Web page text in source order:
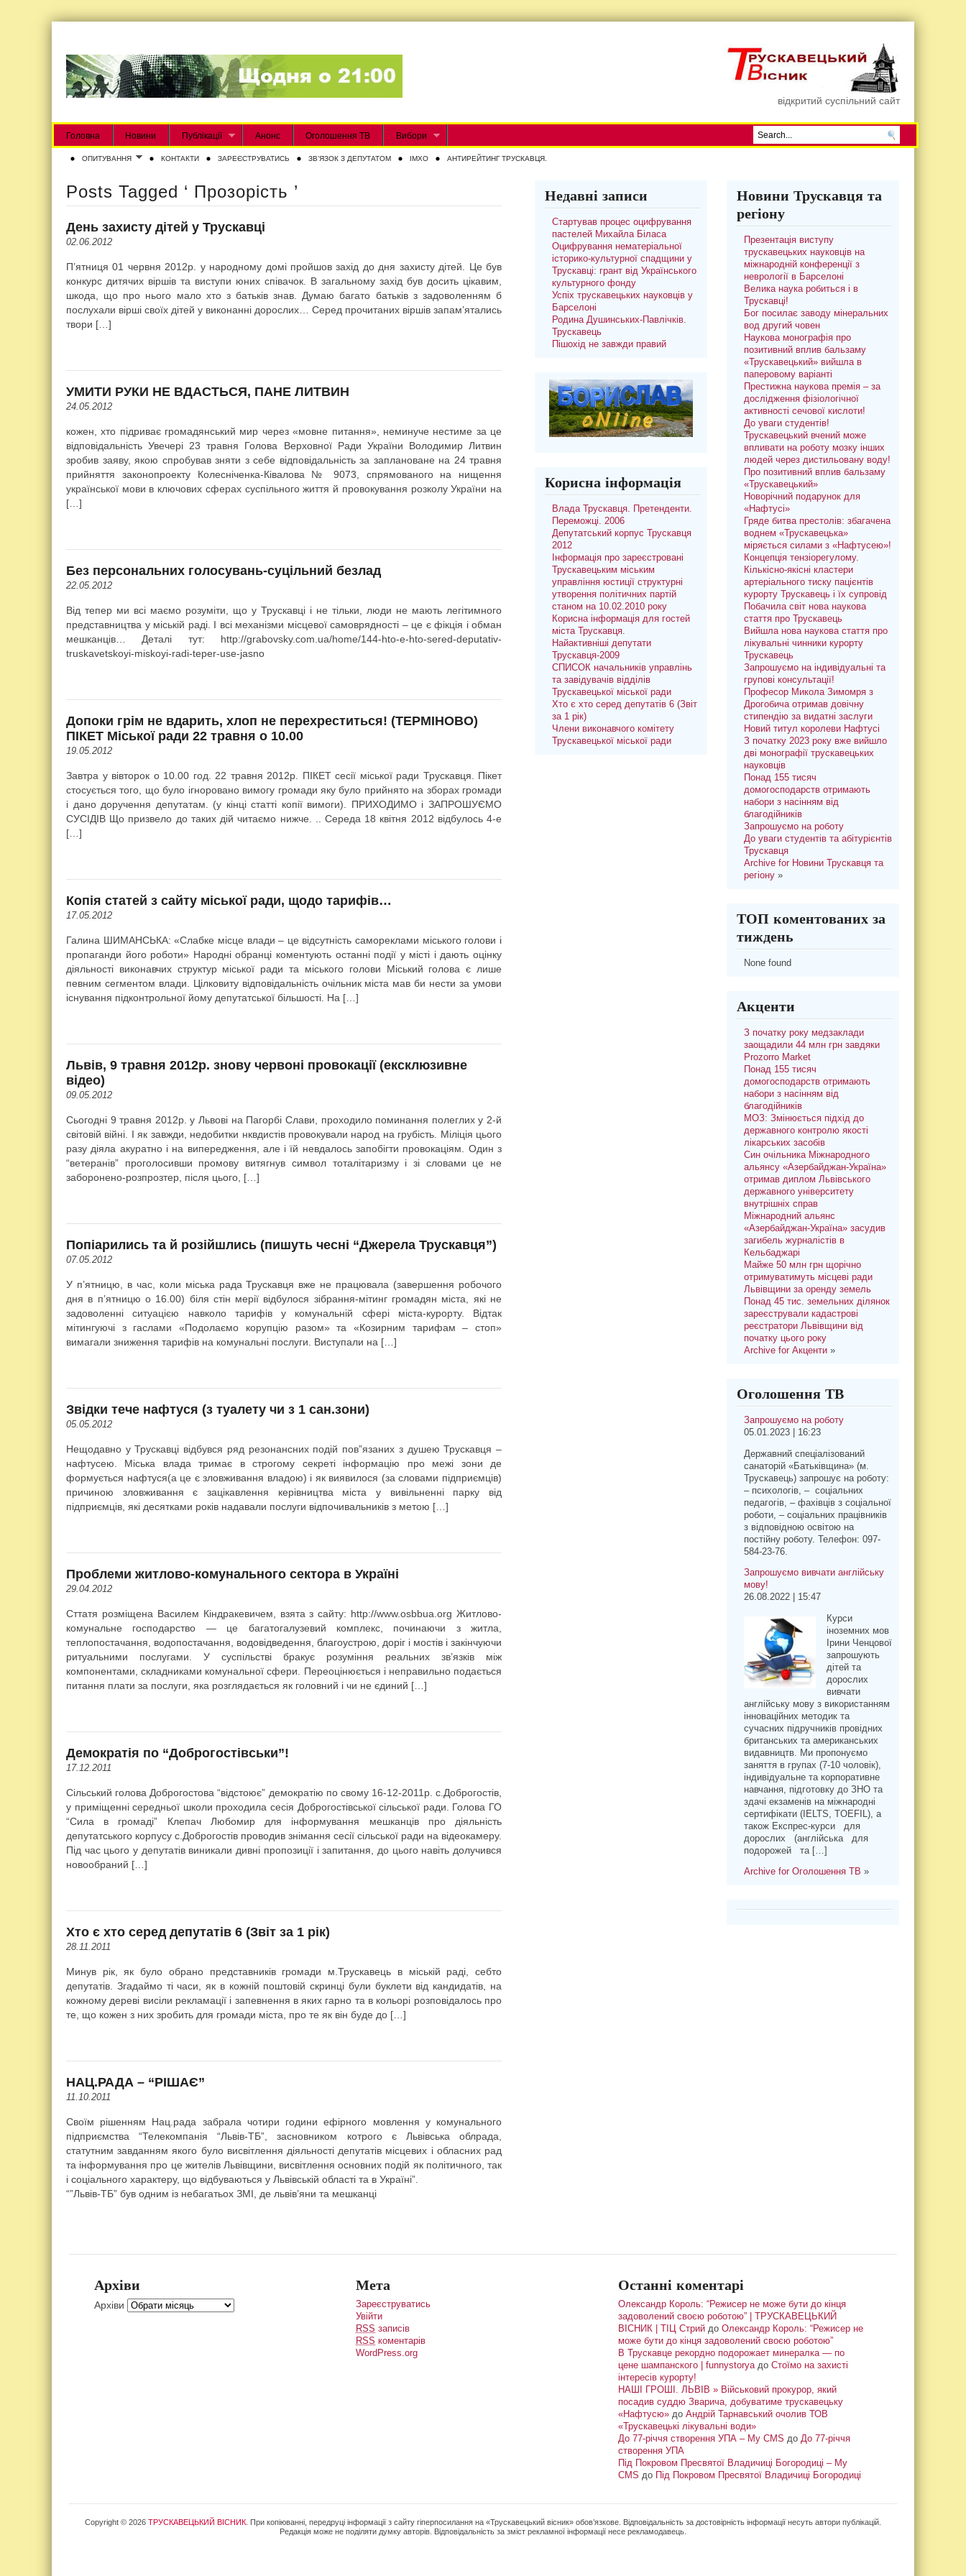
відкритий суспільний сайт
Головна Новини Публікації Анонс Оголошення ТВ Вибори
ОПИТУВАННЯ КОНТАКТИ ЗАРЕЄСТРУВАТИСЬ ЗВʼЯЗОК З ДЕПУТАТОМ IMXO АНТИРЕЙТИНГ ТРУСКАВЦЯ.
Posts Tagged ‘ Прозорість ’
День захисту дітей у Трускавці
02.06.2012
П’ятниця 01 червня 2012р. у народному домі пройшов захід до дня захисту дітей. Це був
конкурс дитячих віршів та виступи юних співачок. В загальному захід був досить цікавим,
шкода, що про нього мало хто з батьків знав. Думаю багато батьків з задоволенням б
послухали вірші своїх дітей у виконанні дорослих… Серед прочитаних віршів запам’ятались
твори […]
УМИТИ РУКИ НЕ ВДАСТЬСЯ, ПАНЕ ЛИТВИН
24.05.2012
кожен, хто підриває громадянський мир через «мовне питання», неминуче нестиме за це
відповідальність Увечері 23 травня Голова Верховної Ради України Володимир Литвин
зробив заяву, якою спробував зняти з себе відповідальність за заплановане на 24 травня
прийняття законопроекту Колесніченка-Ківалова № 9073, спрямованого на нищення
української мови в ключових сферах суспільного життя й провокування розколу України на
[…]
Без персональних голосувань-суцільний безлад
22.05.2012
Від тепер ми всі маємо розуміти, що у Трускавці і не тільки, люди не мають легітимного
представництва у міській раді. І всі механізми місцевої самоврядності – це є фікція і обман
мешканців… Деталі тут: http://grabovsky.com.ua/home/144-hto-e-hto-sered-deputativ-
truskavetskoyi-miskoyi-radi-teper-use-jasno
Допоки грім не вдарить, хлоп не перехреститься! (ТЕРМІНОВО)
ПІКЕТ Міської ради 22 травня о 10.00
19.05.2012
Завтра у вівторок о 10.00 год. 22 травня 2012р. ПІКЕТ сесії міської ради Трускавця. Пікет
стосується того, що було ігноровано вимогу громади яку було прийнято на зборах громади
і дано доручення депутатам. (у кінці статті копії вимоги). ПРИХОДИМО і ЗАПРОШУЄМО
СУСІДІВ Що призвело до таких дій читаємо нижче. .. Середа 18 квітня 2012 відбулось 4-е
[…]
Копія статей з сайту міської ради, щодо тарифів…
17.05.2012
Галина ШИМАНСЬКА: «Слабке місце влади – це відсутність самореклами міського голови і
пропаганди його роботи» Народні обранці коментують останні події у місті і дають оцінку
діяльності виконавчих структур міської ради та міського голови Міський голова є лише
певним сегментом влади. Цілковиту відповідальність очільник міста мав би нести за умови
існування підконтрольної йому депутатської більшості. На […]
Львів, 9 травня 2012р. знову червоні провокації (ексклюзивне
відео)
09.05.2012
Сьогодні 9 травня 2012р. у Львові на Пагорбі Слави, проходило поминання полеглих у 2-й
світовій війні. І як завжди, недобитки нквдистів провокували народ на грубість. Міліція цього
разу діяла акуратно і на випередження, але і їй невдалось запобігти провокаціям. Один з
“ветеранів” проголосивши промову витягнув символ тоталітаризму і зі словами це не
заборонено-розпрозтер, після цього, […]
Попіарились та й розійшлись (пишуть чесні “Джерела Трускавця”)
07.05.2012
У п’ятницю, в час, коли міська рада Трускавця вже не працювала (завершення робочого
дня в п’ятницю о 16.00) біля стін мерії відбулося зібрання-мітинг громадян міста, які не
задоволенні ситуацією навколо тарифів у комунальній сфері міста-курорту. Відтак
мітингуючі з гаслами «Подолаємо корупцію разом» та «Козирним тарифам – стоп»
вимагали зниження тарифів на комунальні послуги. Виступали на […]
Звідки тече нафтуся (з туалету чи з 1 сан.зони)
05.05.2012
Нещодавно у Трускавці відбувся ряд резонансних подій пов”язаних з душею Трускавця –
нафтусею. Міська влада тримає в строгому секреті інформацію про межі зони де
формується нафтуся(а це є зловживання владою) і як виявилося (за словами підприємців)
причиною зловживання є зацікавлення керівництва міста у вивільненні парку від
підприємців, які десятками років надавали послуги відпочивальників з метою […]
Проблеми житлово-комунального сектора в Україні
29.04.2012
Сттатя розміщена Василем Кіндракевичем, взята з сайту: http://www.osbbua.org Житлово-
комунальне господарство — це багатогалузевий комплекс, починаючи з житла,
теплопостачання, водопостачання, водовідведення, благоустрою, доріг і мостів і закінчуючи
ритуальними послугами. У суспільстві бракує розуміння реальних зв’язків між
компонентами, складниками комунальної сфери. Переоцінюється і неправильно подається
питання плати за послуги, яка розглядається як головний і чи не єдиний […]
Демократія по “Доброгостівськи”!
17.12.2011
Сільський голова Доброгостова “відстоює” демократію по свому 16-12-2011р. с.Доброгостів,
у приміщенні середньої школи проходила сесія Доброгостівської сільської ради. Голова ГО
“Сила в громаді” Клепач Любомир для інформування мешканців про діяльність
депутатського корпусу с.Доброгостів проводив знімання сесії сільської ради на відеокамеру.
Під час цього у депутатів виникали дивні пропозиції і запитання, до цього навіть долучився
новообраний […]
Хто є хто серед депутатів 6 (Звіт за 1 рік)
28.11.2011
Минув рік, як було обрано представників громади м.Трускавець в міській раді, себто
депутатів. Згадаймо ті часи, як в кожній поштовій скринці були буклети від кандидатів, на
кожному дереві висіли рекламації і запевнення в яких гарно та в кольорі розповідалось про
те, що кожен з них зробить для громади міста, про те як він буде до […]
НАЦ.РАДА – “РІШАЄ”
11.10.2011
Своїм рішенням Нац.рада забрала чотири години ефірного мовлення у комунального
підприємства “Телекомпанія “Львів-ТБ”, засновником котрого є Львівська облрада,
статутним завданням якого було висвітлення діяльності депутатів місцевих і обласних рад
та інформування про це жителів Львівщини, висвітлення основних подій як політичного, так
і соціального характеру, що відбуваються у Львівській області та в Україні”.
“”Львів-ТБ” був одним із небагатьох ЗМІ, де львів’яни та мешканці
Недавні записи
Стартував процес оцифрування
пастелей Михайла Біласа
Оцифрування нематеріальної
історико-культурної спадщини у
Трускавці: грант від Українського
культурного фонду
Успіх трускавецьких науковців у
Барселоні
Родина Душинських-Павлічків.
Трускавець
Пішохід не завжди правий
Корисна інформація
Влада Трускавця. Претенденти.
Переможці. 2006
Депутатський корпус Трускавця
2012
Інформація про зареєстровані
Трускавецьким міським
управління юстиції структурні
утворення політичних партій
станом на 10.02.2010 року
Корисна інформація для гостей
міста Трускавця.
Найактивніші депутати
Трускавця-2009
СПИСОК начальників управлінь
та завідувачів відділів
Трускавецької міської ради
Хто є хто серед депутатів 6 (Звіт
за 1 рік)
Члени виконавчого комітету
Трускавецької міської ради
Новини Трускавця та
регіону
Презентація виступу
трускавецьких науковців на
міжнародній конференції з
неврології в Барселоні
Велика наука робиться і в
Трускавці!
Бог посилає заводу мінеральних
вод другий човен
Наукова монографія про
позитивний вплив бальзаму
«Трускавецький» вийшла в
паперовому варіанті
Престижна наукова премія – за
дослідження фізіологічної
активності сечової кислоти!
До уваги студентів!
Трускавецький вчений може
впливати на роботу мозку інших
людей через дистильовану воду!
Про позитивний вплив бальзаму
«Трускавецький»
Новорічний подарунок для
«Нафтусі»
Гряде битва престолів: збагачена
воднем «Трускавецька»
міряється силами з «Нафтусею»!
Концепція тензіорегулому.
Кількісно-якісні кластери
артеріального тиску пацієнтів
курорту Трускавець і їх супровід
Побачила світ нова наукова
стаття про Трускавець
Вийшла нова наукова стаття про
лікувальні чинники курорту
Трускавець
Запрошуємо на індивідуальні та
групові консультації!
Професор Микола Зимомря з
Дрогобича отримав довічну
стипендію за видатні заслуги
Новий титул королеви Нафтусі
З початку 2023 року вже вийшло
дві монографії трускавецьких
науковців
Понад 155 тисяч
домогосподарств отримають
набори з насінням від
благодійників
Запрошуємо на роботу
До уваги студентів та абітурієнтів
Трускавця
Archive for Новини Трускавця та
регіону»
ТОП коментованих за
тиждень
None found
Акценти
З початку року медзаклади
заощадили 44 млн грн завдяки
Prozorro Market
Понад 155 тисяч
домогосподарств отримають
набори з насінням від
благодійників
МОЗ: Змінюється підхід до
державного контролю якості
лікарських засобів
Син очільника Міжнародного
альянсу «Азербайджан-Україна»
отримав диплом Львівського
державного університету
внутрішніх справ
Міжнародний альянс
«Азербайджан-Україна» засудив
загибель журналістів в
Кельбаджарі
Майже 50 млн грн щорічно
отримуватимуть місцеві ради
Львівщини за оренду земель
Понад 45 тис. земельних ділянок
зареєстрували кадастрові
реєстратори Львівщини від
початку цього року
Archive for Акценти»
Оголошення ТВ
Запрошуємо на роботу
05.01.2023 | 16:23
Державний спеціалізований
санаторій «Батьківщина» (м.
Трускавець) запрошує на роботу:
– психологів, – соціальних
педагогів, – фахівців з соціальної
роботи, – соціальних працівників
з відповідною освітою на
постійну роботу. Телефон: 097-
584-23-76.
Запрошуємо вивчати англійську
мову!
26.08.2022 | 15:47
Курси
іноземних мов
Ірини Ченцової
запрошують
дітей та
дорослих
вивчати
англійську мову з використанням
інноваційних методик та
сучасних підручників провідних
британських та американських
видавництв. Ми пропонуємо
заняття в групах (7-10 чоловік),
індивідуальне та корпоративне
навчання, підготовку до ЗНО та
здачі екзаменів на міжнародні
сертифікати (IELTS, TOEFIL), а
також Експрес-курси для
дорослих (англійська для
подорожей та […]
Archive for Оголошення ТВ »
Архіви
Архіви
Мета
Зареєструватись
Увійти
RSS записів
RSS коментарів
WordPress.org
Останні коментарі
Олександр Король: “Режисер не може бути до кінця
задоволений своєю роботою” | ТРУСКАВЕЦЬКИЙ
ВІСНИК | ТІЦ Стрийдо Олександр Король: “Режисер не
може бути до кінця задоволений своєю роботою”
В Трускавце рекордно подорожает минералка — по
цене шампанского | funnystoryaдо Стоїмо на захисті
інтересів курорту!
НАШІ ГРОШІ. ЛЬВІВ » Військовий прокурор, який
посадив суддю Зварича, добуватиме трускавецьку
«Нафтусю»до Андрій Тарнавський очолив ТОВ
«Трускавецькі лікувальні води»
До 77-річчя створення УПА – My CMS до До 77-річчя
створення УПА
Під Покровом Пресвятої Владичиці Богородиці – My
CMS до Під Покровом Пресвятої Владичиці Богородиці
Copyright © 2026 ТРУСКАВЕЦЬКИЙ ВІСНИК . При копіюванні, передруці інформації з сайту гіперпосилання на «Трускавецький вісник» обов’язкове. Відповідальність за достовірність інформації несуть автори публікацій.
Редакція може не поділяти думку авторів. Відповідальність за зміст рекламної інформації несе рекламодавець.